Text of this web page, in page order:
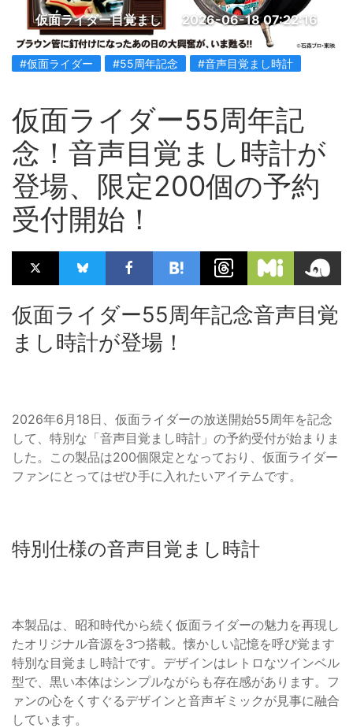
仮面ライダー目覚まし 2026-06-18 07:22:16
#仮面ライダー #55周年記念 #音声目覚まし時計
仮面ライダー55周年記
念！音声目覚まし時計が
登場、限定200個の予約
受付開始！
仮面ライダー55周年記念音声目覚
まし時計が登場！
2026年6月18日、仮面ライダーの放送開始55周年を記念
して、特別な「音声目覚まし時計」の予約受付が始まりま
した。この製品は200個限定となっており、仮面ライダー
ファンにとってはぜひ手に入れたいアイテムです。
特別仕様の音声目覚まし時計
本製品は、昭和時代から続く仮面ライダーの魅力を再現し
たオリジナル音源を3つ搭載。懐かしい記憶を呼び覚ます
特別な目覚まし時計です。デザインはレトロなツインベル
型で、黒い本体はシンプルながらも存在感があります。フ
ァンの心をくすぐるデザインと音声ギミックが見事に融合
しています。